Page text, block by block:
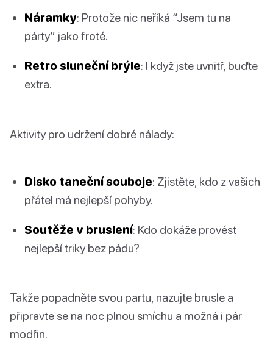
Náramky: Protože nic neříká “Jsem tu na
párty” jako froté.
Retro sluneční brýle: I když jste uvnitř, buďte
extra.
Aktivity pro udržení dobré nálady:
Disko taneční souboje: Zjistěte, kdo z vašich
přátel má nejlepší pohyby.
Soutěže v bruslení: Kdo dokáže provést
nejlepší triky bez pádu?
Takže popadněte svou partu, nazujte brusle a
připravte se na noc plnou smíchu a možná i pár
modřin.